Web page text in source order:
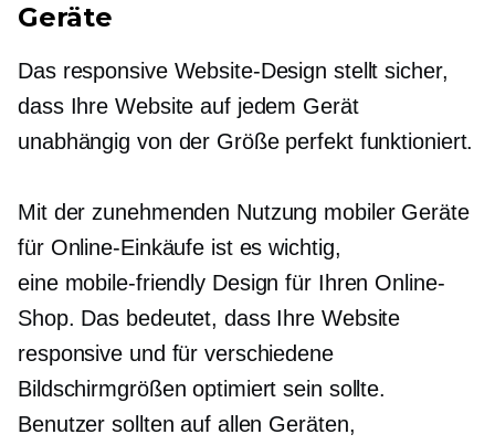
Geräte
Das responsive Website-Design stellt sicher,
dass Ihre Website auf jedem Gerät
unabhängig von der Größe perfekt funktioniert.
Mit der zunehmenden Nutzung mobiler Geräte
für Online-Einkäufe ist es wichtig,
eine mobile-friendly Design für Ihren Online-
Shop. Das bedeutet, dass Ihre Website
responsive und für verschiedene
Bildschirmgrößen optimiert sein sollte.
Benutzer sollten auf allen Geräten,